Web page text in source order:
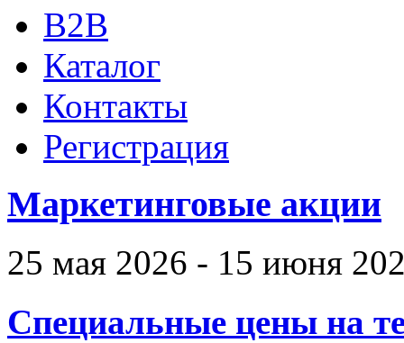
B2B
Каталог
Контакты
Регистрация
Маркетинговые акции
25 мая 2026 - 15 июня
Специальные цены на